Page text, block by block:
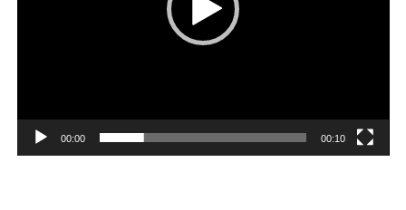
00:00 00:10